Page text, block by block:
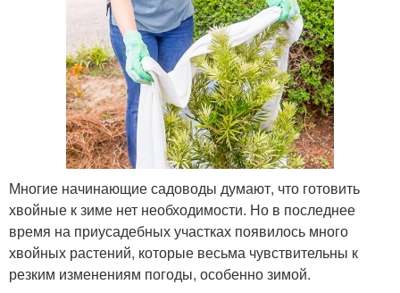
Многие начинающие садоводы думают, что готовить
хвойные к зиме нет необходимости. Но в последнее
время на приусадебных участках появилось много
хвойных растений, которые весьма чувствительны к
резким изменениям погоды, особенно зимой.